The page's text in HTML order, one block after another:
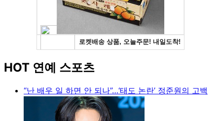
HOT 연예 스포츠
“난 배우 일 하면 안 되나”…‘태도 논란’ 정준원의 고백